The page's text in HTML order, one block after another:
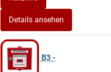
Details ansehen
B3 -